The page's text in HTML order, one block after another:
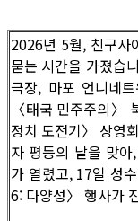
2026년 5월, 친구사
묻는 시간을 가졌습
극장, 마포 언니네
〈태국 민주주의〉
정치 도전기〉 상영
자 평등의 날을 맞
가 열렸고, 17일 성
6: 다양성〉 행사가